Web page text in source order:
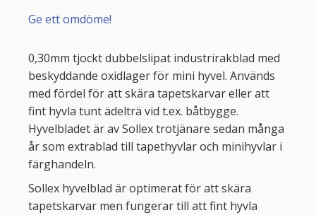
Ge ett omdöme!
0,30mm tjockt dubbelslipat industrirakblad med
beskyddande oxidlager för mini hyvel. Används
med fördel för att skära tapetskarvar eller att
fint hyvla tunt ädelträ vid t.ex. båtbygge.
Hyvelbladet är av Sollex trotjänare sedan många
år som extrablad till tapethyvlar och minihyvlar i
färghandeln.
Sollex hyvelblad är optimerat för att skära
tapetskarvar men fungerar till att fint hyvla